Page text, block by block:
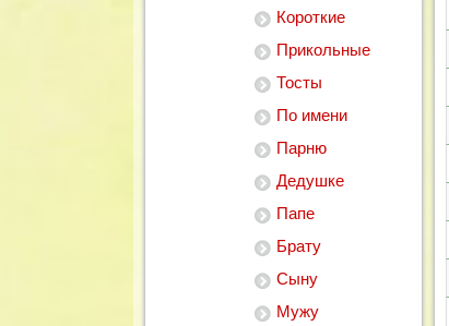
Короткие
Прикольные
Тосты
По имени
Парню
Дедушке
Папе
Брату
Сыну
Мужу